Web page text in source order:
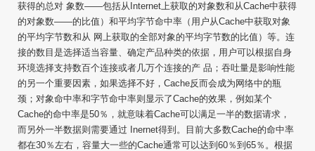
获得的总对 象数——包括从Internet上获取的对象数和从Cache中获得
的对象数——的比值）和平均字节命中率（用户从Cache中获取对象
的平均字节数和从 网上获取的全部对象的平均字节数的比值）等。连
接的数目是选择适当容量、确定产品种类的依据，用户可以根据自身
环境选择支持数百个连接或者几万个连接的产 品；吞吐量是影响性能
的另一个重要因素，如果选择不好，Cache反而会成为网络中的瓶
颈；对象命中率和字节命中率则显示了Cache的效果，例如某个
Cache的命中率是50％，就意味着Cache可以满足一半的数据请求，
而另外一半数据则需要通过 Inernet得到。目前大多数Cache的命中率
都在30％左右，容量大一些的Cache通常可以达到60％到65％。根据